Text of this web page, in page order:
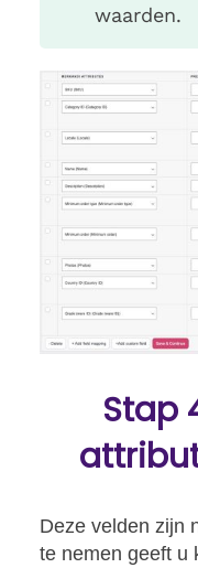
waarden.
Stap
Deze velden zijn
te nemen geeft u